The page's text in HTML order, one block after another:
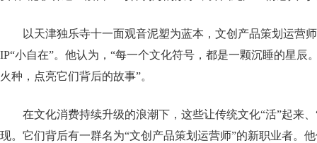
以天津独乐寺十一面观音泥塑为蓝本，文创产品策划运营
IP“小自在”。他认为，“每一个文化符号，都是一颗沉睡的星辰
火种，点亮它们背后的故事”。
在文化消费持续升级的浪潮下，这些让传统文化“活”起来
现。它们背后有一群名为“文创产品策划运营师”的新职业者。